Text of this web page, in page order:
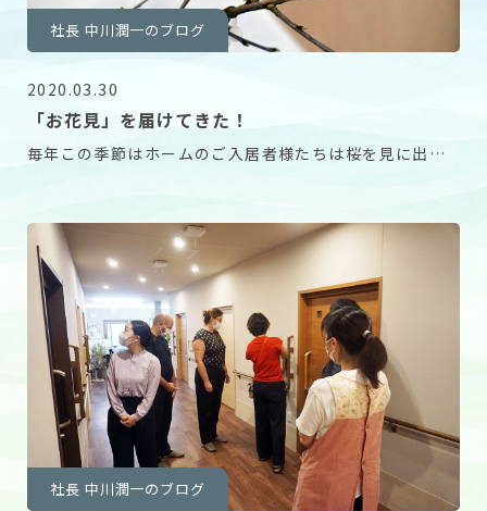
社長 中川潤一のブログ
2020.03.30
「お花見」を届けてきた！
毎年この季節はホームのご入居者様たちは桜を見に出か
社長 中川潤一のブログ